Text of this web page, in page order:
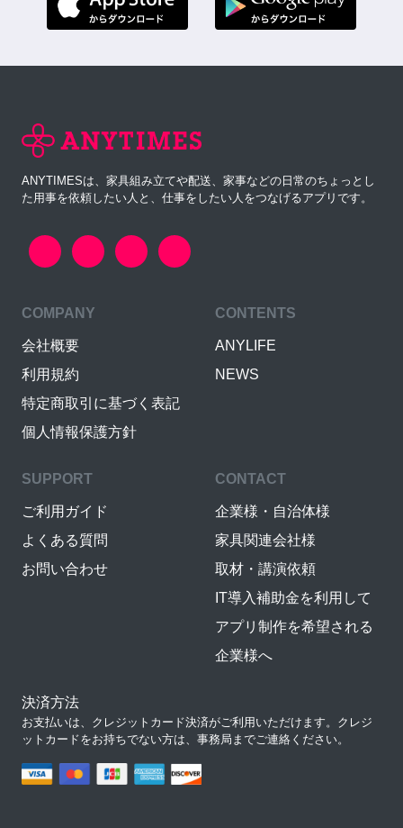
ANYTIMESは、家具組み立てや配送、家事などの日常のちょっとし
た用事を依頼したい人と、仕事をしたい人をつなげるアプリです。
COMPANY
会社概要
利用規約
特定商取引に基づく表記
個人情報保護方針
CONTENTS
ANYLIFE
NEWS
SUPPORT
ご利用ガイド
よくある質問
お問い合わせ
CONTACT
企業様・自治体様
家具関連会社様
取材・講演依頼
IT導入補助金を利用して
アプリ制作を希望される
企業様へ
決済方法
お支払いは、クレジットカード決済がご利用いただけます。クレジ
ットカードをお持ちでない方は、事務局までご連絡ください。